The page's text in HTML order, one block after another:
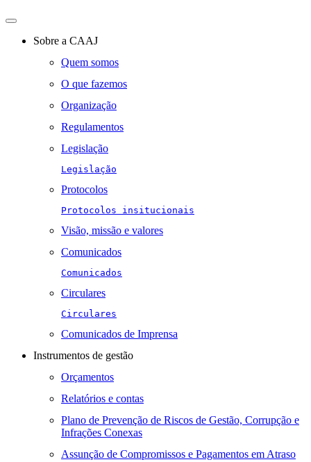
Toggle
navigationSobre a CAAJ
Quem somos
O que fazemos
Organização
Regulamentos
Legislação
Legislação
Protocolos
Protocolos insitucionais
Visão, missão e valores
Comunicados
Comunicados
Circulares
Circulares
Comunicados de Imprensa
Instrumentos de gestão
Orçamentos
Relatórios e contas
Plano de Prevenção de Riscos de Gestão, Corrupção e
Infrações Conexas
Assunção de Compromissos e Pagamentos em Atraso